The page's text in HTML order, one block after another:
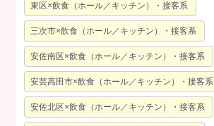
東区×飲食（ホール／キッチン）・接客系
三次市×飲食（ホール／キッチン）・接客系
安佐南区×飲食（ホール／キッチン）・接客系
安芸高田市×飲食（ホール／キッチン）・接客系
安佐北区×飲食（ホール／キッチン）・接客系